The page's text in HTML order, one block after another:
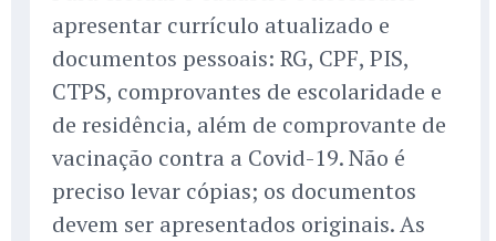
apresentar currículo atualizado e
documentos pessoais: RG, CPF, PIS,
CTPS, comprovantes de escolaridade e
de residência, além de comprovante de
vacinação contra a Covid-19. Não é
preciso levar cópias; os documentos
devem ser apresentados originais. As